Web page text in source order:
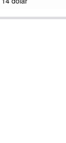
layy lom festivalleri
fabrikası kent